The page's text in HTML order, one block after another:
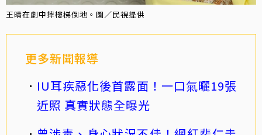
王晴在劇中摔樓梯倒地。圖／民視提供
更多新聞報導
IU耳疾惡化後首露面！一口氣曬19張
近照 真實狀態全曝光